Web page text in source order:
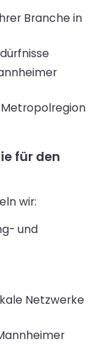
Branche in
für den
wir:
und
Netzwerke